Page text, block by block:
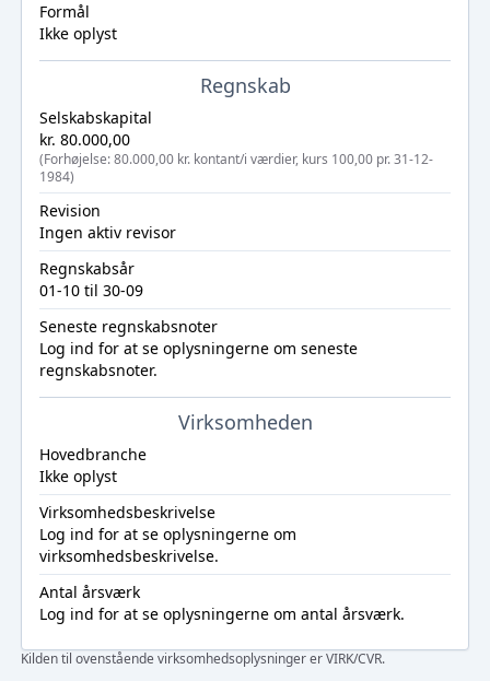
Formål
Ikke oplyst
Regnskab
Selskabskapital
kr. 80.000,00
(Forhøjelse: 80.000,00 kr. kontant/i værdier, kurs 100,00 pr. 31-12-
1984)
Revision
Ingen aktiv revisor
Regnskabsår
01-10 til 30-09
Seneste regnskabsnoter
Log ind for at se oplysningerne om seneste
regnskabsnoter.
Virksomheden
Hovedbranche
Ikke oplyst
Virksomhedsbeskrivelse
Log ind for at se oplysningerne om
virksomhedsbeskrivelse.
Antal årsværk
Log ind for at se oplysningerne om antal årsværk.
Kilden til ovenstående virksomhedsoplysninger er VIRK/CVR.